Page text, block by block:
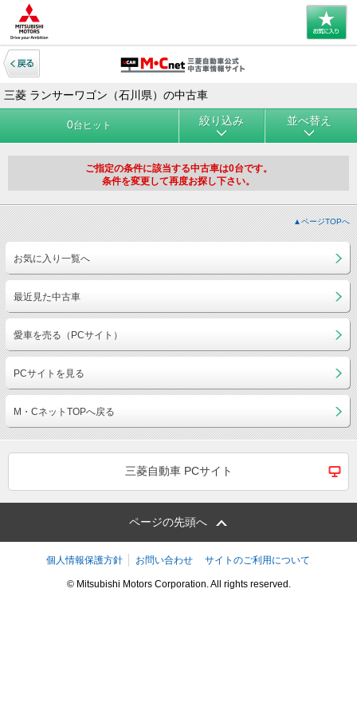
三菱 ランサーワゴン（石川県）の中古車
0台ヒット 絞り込み 並べ替え
ご指定の条件に該当する中古車は0台です。
条件を変更して再度お探し下さい。
▲ページTOPへ
お気に入り一覧へ
最近見た中古車
愛車を売る（PCサイト）
PCサイトを見る
M・CネットTOPへ戻る
三菱自動車 PCサイト
ページの先頭へ
個人情報保護方針 お問い合わせ サイトのご利用について
© Mitsubishi Motors Corporation. All rights reserved.